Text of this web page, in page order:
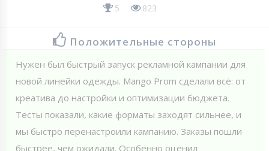
5
823
Положительные стороны
Нужен был быстрый запуск рекламной кампании для
новой линейки одежды. Mango Prom сделали всё: от
креатива до настройки и оптимизации бюджета.
Тесты показали, какие форматы заходят сильнее, и
мы быстро перенастроили кампанию. Заказы пошли
быстрее, чем ожидали. Особенно оценил